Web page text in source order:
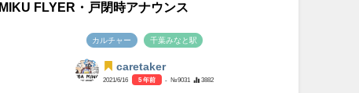
MIKU FLYER・戸閉時アナウンス
カルチャー 千葉みなと駅
caretaker
2021/6/16 5 年前 - №9031 3882